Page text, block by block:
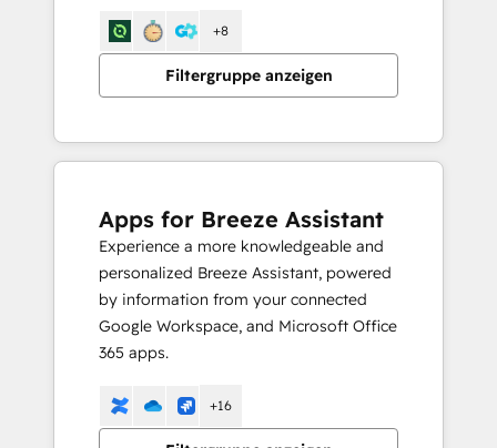
Filtergruppe anzeigen
+8
Apps for Breeze Assistant
Experience a more knowledgeable and
personalized Breeze Assistant, powered
by information from your connected
Google Workspace, and Microsoft Office
365 apps.
+16